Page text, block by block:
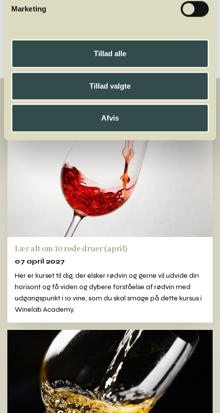
Marketing
Tillad alle
Tillad valgte
Afvis
70111511
Lær alt om 10 røde druer (april)
07 april 2027
Her er kurset til dig, der elsker rødvin og gerne vil udvide din
horisont og få viden og dybere forståelse af rødvin med
udgangspunkt i 10 vine, som du skal smage på dette kursus i
Winelab Academy.